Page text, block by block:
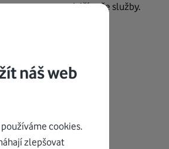
další naše služby.
náš web
cookies.
zlepšovat